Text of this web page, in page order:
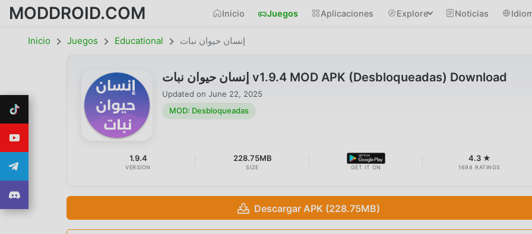
MODDROID.COM Inicio Juegos Aplicaciones Explore Noticias
Inicio Juegos Educational إنسان حيوان نبات
إنسان حيوان نبات v1.9.4 MOD APK (Desbloqueadas) Download
Updated on June 22, 2025
MOD: Desbloqueadas
1.9.4
VERSION
228.75MB
SIZE GET IT ON
4.3 ★
1698 RATINGS
Descargar APK (228.75MB)